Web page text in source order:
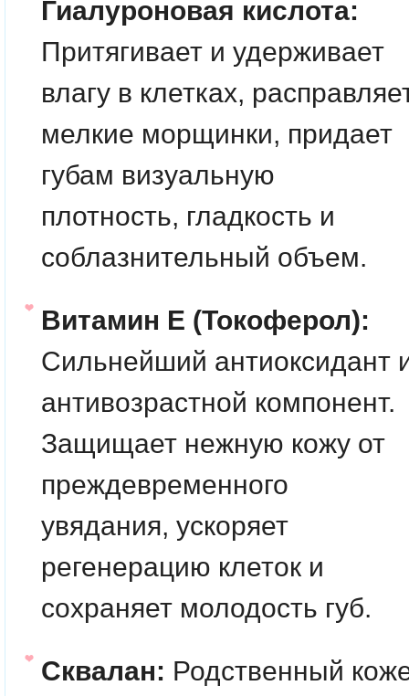
Гиалуроновая кислота:
Притягивает и удерживает
влагу в клетках,
мелкие морщинки, придает
губам визуальную
плотность, гладкость и
соблазнительный объем.
Витамин Е (Токоферол):
Сильнейший антиоксидант
антивозрастной компонент.
Защищает нежную кожу от
преждевременного
увядания, ускоряет
регенерацию клеток и
сохраняет молодость губ.
Сквалан: Родственный